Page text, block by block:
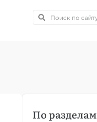
По разделам